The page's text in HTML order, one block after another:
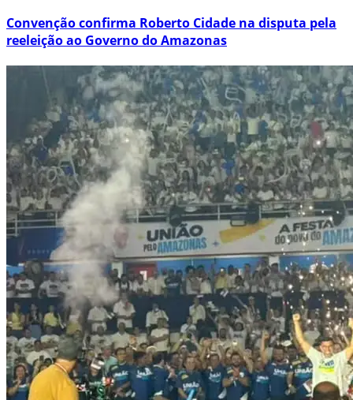
Convenção confirma Roberto Cidade na disputa pela
reeleição ao Governo do Amazonas